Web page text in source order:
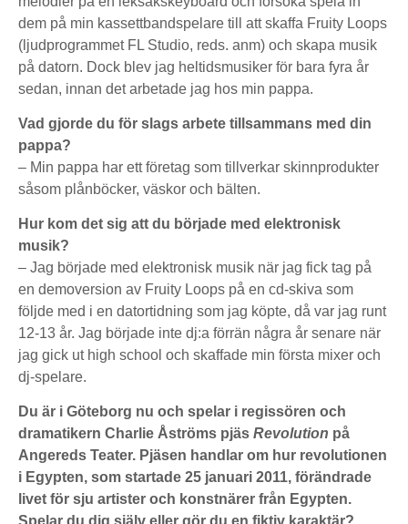
dem på min kassettbandspelare till att skaffa Fruity Loops
(ljudprogrammet FL Studio, reds. anm) och skapa musik
på datorn. Dock blev jag heltidsmusiker för bara fyra år
sedan, innan det arbetade jag hos min pappa.
Vad gjorde du för slags arbete tillsammans med din
pappa?
– Min pappa har ett företag som tillverkar skinnprodukter
såsom plånböcker, väskor och bälten.
Hur kom det sig att du började med elektronisk
musik?
– Jag började med elektronisk musik när jag fick tag på
en demoversion av Fruity Loops på en cd-skiva som
följde med i en datortidning som jag köpte, då var jag runt
12-13 år. Jag började inte dj:a förrän några år senare när
jag gick ut high school och skaffade min första mixer och
dj-spelare.
Du är i Göteborg nu och spelar i regissören och
dramatikern Charlie Åströms pjäs Revolution på
Angereds Teater. Pjäsen handlar om hur revolutionen
i Egypten, som startade 25 januari 2011, förändrade
livet för sju artister och konstnärer från Egypten.
Spelar du dig själv eller gör du en fiktiv karaktär?